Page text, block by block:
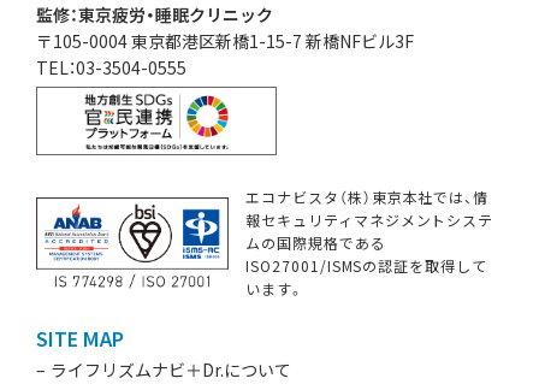
監修：東京疲労・睡眠クリニック
〒105-0004 東京都港区新橋1-15-7 新橋NFビル3F
TEL：03-3504-0555
エコナビスタ（株）東京本社では、情
報セキュリティマネジメントシステ
ムの国際規格である
ISO27001/ISMSの認証を取得して
います。
SITE MAP
ライフリズムナビ＋Dr.について